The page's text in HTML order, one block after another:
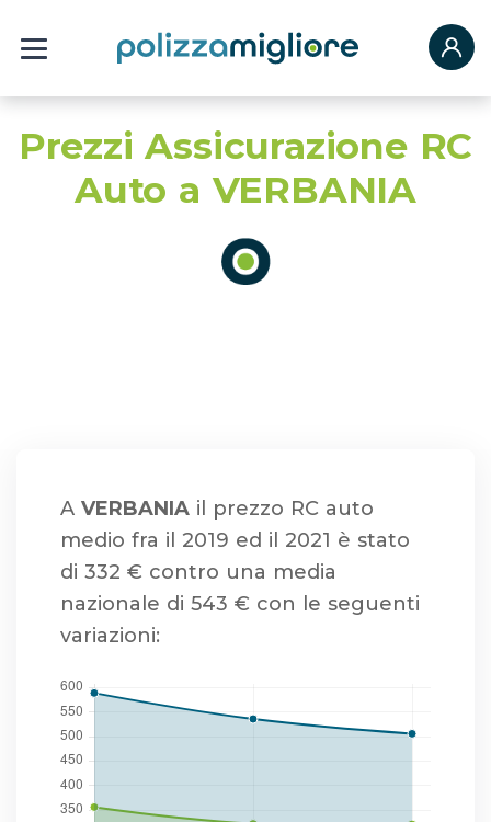
Prezzi Assicurazione RC
Auto a VERBANIA
A VERBANIA il prezzo RC auto
medio fra il 2019 ed il 2021 è stato
di 332 € contro una media
nazionale di 543 € con le seguenti
variazioni: